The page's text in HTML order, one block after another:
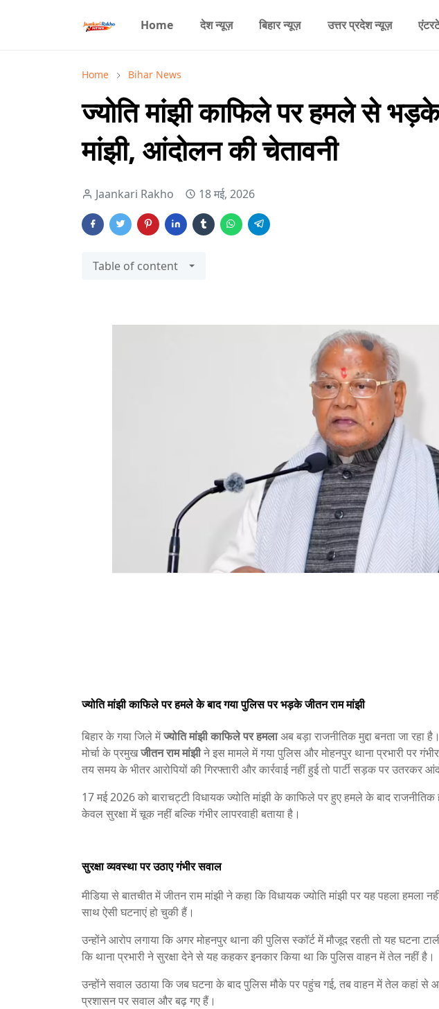
Home देश न्यूज़ बिहार न्यूज़ उत्तर प्रदेश न्यूज़
Home Bihar News
ज्योति मांझी काफिले पर हमले से
मांझी, आंदोलन की चेतावनी
Jaankari Rakho 18 मई, 2026
Table of content
ज्योति मांझी काफिले पर हमले के बाद गया पुलिस पर भड़के जीतन राम मांझी
बिहार के गया जिले मेंज्योति मांझी काफिले पर हमलाअब बड़ा राजनीतिक मुद्दा बनता जा रहा
मोर्चा के प्रमुखजीतन राम मांझीने इस मामले में गया पुलिस और मोहनपुर थाना प्रभारी पर
तय समय के भीतर आरोपियों की गिरफ्तारी और कार्रवाई नहीं हुई तो पार्टी सड़क पर उतरकर
17 मई 2026 को बाराचट्टी विधायक ज्योति मांझी के काफिले पर हुए हमले के बाद
केवल सुरक्षा में चूक नहीं बल्कि गंभीर लापरवाही बताया है।
सुरक्षा व्यवस्था पर उठाए गंभीर सवाल
मीडिया से बातचीत में जीतन राम मांझी ने कहा कि विधायक ज्योति मांझी पर यह पहला
साथ ऐसी घटनाएं हो चुकी हैं।
उन्होंने आरोप लगाया कि अगर मोहनपुर थाना की पुलिस स्कॉर्ट में मौजूद रहती तो यह घटना
कि थाना प्रभारी ने सुरक्षा देने से यह कहकर इनकार किया था कि पुलिस वाहन में तेल नहीं है।
उन्होंने सवाल उठाया कि जब घटना के बाद पुलिस मौके पर पहुंच गई, तब वाहन में तेल कहां से
प्रशासन पर सवाल और बढ़ गए हैं।